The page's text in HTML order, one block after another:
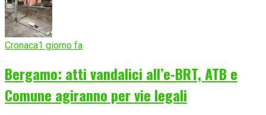
Cronaca1 giorno fa
Bergamo: atti vandalici all’e-BRT, ATB e
Comune agiranno per vie legali